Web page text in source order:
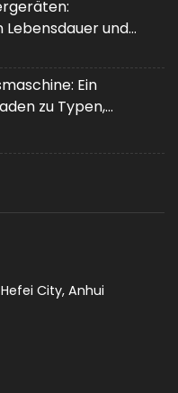
Lebensdauer und
Ein
zu Typen,
City, Anhui